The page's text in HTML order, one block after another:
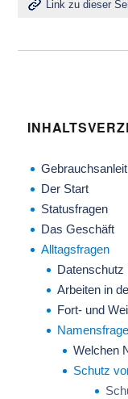
Link zu dieser
Der Start
Statusfragen
Das Geschäft
Alltagsfragen
Datenschutz
Arbeiten in
Fort- und
Welchen
Schutz